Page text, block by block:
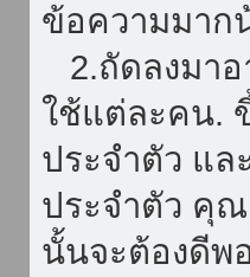
ข้อความมาก
2.ถัดลงมาอ
ใช้แต่ละคน.
ประจำตัว แ
ประจำตัว คุณ
นั้นจะต้องดีพ